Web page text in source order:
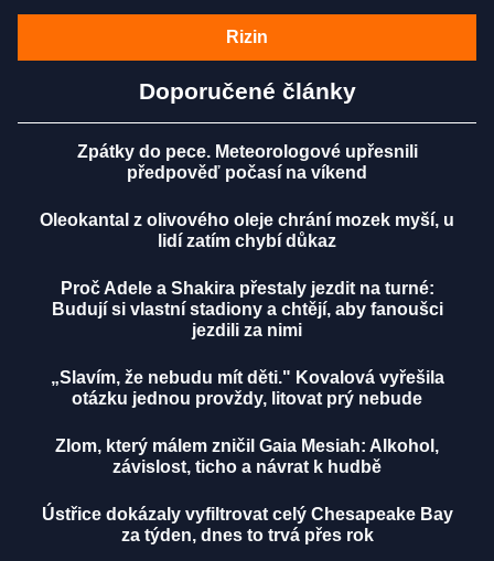
Rizin
Doporučené články
Zpátky do pece. Meteorologové upřesnili
předpověď počasí na víkend
Oleokantal z olivového oleje chrání mozek myší, u
lidí zatím chybí důkaz
Proč Adele a Shakira přestaly jezdit na turné:
Budují si vlastní stadiony a chtějí, aby fanoušci
jezdili za nimi
„Slavím, že nebudu mít děti." Kovalová vyřešila
otázku jednou provždy, litovat prý nebude
Zlom, který málem zničil Gaia Mesiah: Alkohol,
závislost, ticho a návrat k hudbě
Ústřice dokázaly vyfiltrovat celý Chesapeake Bay
za týden, dnes to trvá přes rok